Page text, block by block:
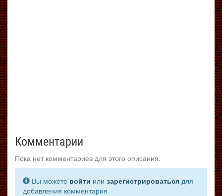
Комментарии
Пока нет комментариев для этого описания.
Вы можете войти или зарегистрироваться для
добавления комментария